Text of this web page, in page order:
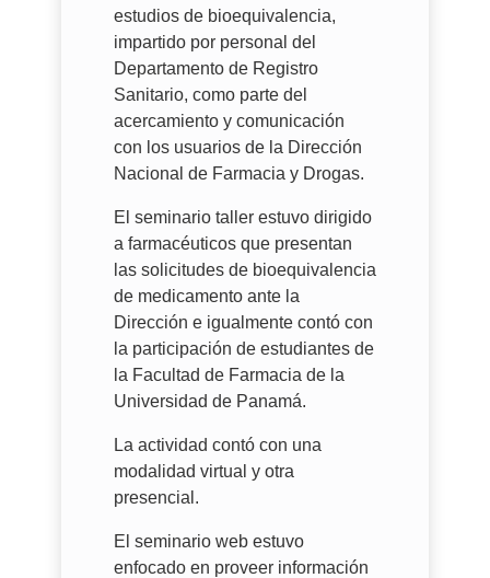
estudios de bioequivalencia,
impartido por personal del
Departamento de Registro
Sanitario, como parte del
acercamiento y comunicación
con los usuarios de la Dirección
Nacional de Farmacia y Drogas.
El seminario taller estuvo dirigido
a farmacéuticos que presentan
las solicitudes de bioequivalencia
de medicamento ante la
Dirección e igualmente contó con
la participación de estudiantes de
la Facultad de Farmacia de la
Universidad de Panamá.
La actividad contó con una
modalidad virtual y otra
presencial.
El seminario web estuvo
enfocado en proveer información